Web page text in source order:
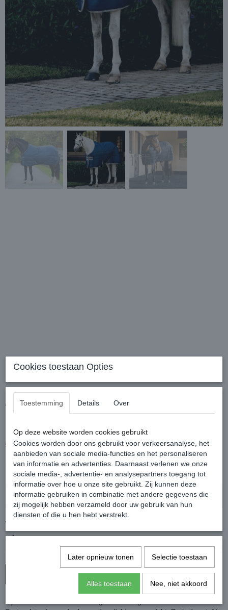
Amigo Ripstop Insulator
€ 89,95 € 69,95 (inclusief btw 21%)
Op voorraad
Maat
Aantal
In winkelwagen
Cookies toestaan Opties
Toestemming Details Over
Op deze website worden cookies gebruikt
Cookies worden door ons gebruikt voor verkeersanalyse, het
aanbieden van sociale media-functies en het personaliseren
van informatie en advertenties. Daarnaast verlenen we onze
sociale media-, advertentie- en analysepartners toegang tot
informatie over hoe u onze site gebruikt. Zij kunnen deze
informatie gebruiken in combinatie met andere gegevens die
zij mogelijk hebben verzameld door uw gebruik van hun
diensten of die u hen hebt verstrekt.
Later opnieuw tonen Selectie toestaan
Alles toestaan Nee, niet akkoord